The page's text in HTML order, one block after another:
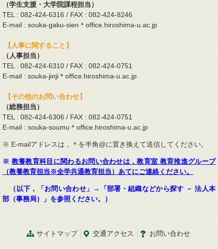
（学生支援・大学院課程担当）
TEL : 082-424-6316 / FAX : 082-424-8246
E-mail : souka-gaku-sien＊office.hiroshima-u.ac.jp
【人事に関すること】
（人事担当）
TEL : 082-424-6310 / FAX : 082-424-0751
E-mail : souka-jinji＊office.hiroshima-u.ac.jp
【その他のお問い合わせ】
（総務担当）
TEL : 082-424-6306 / FAX : 082-424-0751
E-mail : souka-soumu＊office.hiroshima-u.ac.jp
※ E-mailアドレスは，＊を半角@に置き換えて送信してください。
※ 教養教育科目に関わるお問い合わせは，教育室 教育推進グループ
（教養教育担当※全学共通教育担当）あてにご連絡ください。
（以下，「お問い合わせ」→「部署・組織などから探す － 法人本
部（事務局）」を参照ください。）
サイトマップ 交通アクセス お問い合わせ